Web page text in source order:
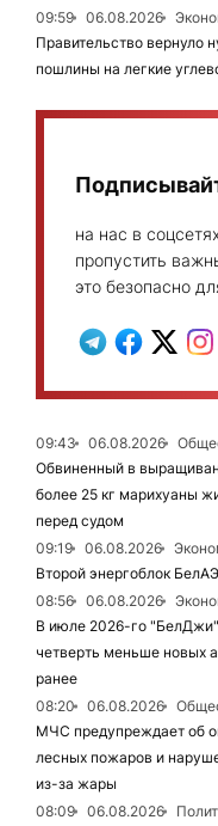
09:59
06.08.2026
Правительство вернуло
пошлины на легкие
на нас в
пропустить
это безопасно
09:43 06.08.2026
Обвиненный в
более 25 кг марихуаны
перед судом
09:19
06.08.2026
Второй энергоблок
08:56
06.08.2026
В июле 2026-го
четверть меньше новых
ранее
08:20
06.08.2026
МЧС предупреждает об
лесных пожаров и
из-за жары
08:09
06.08.2026